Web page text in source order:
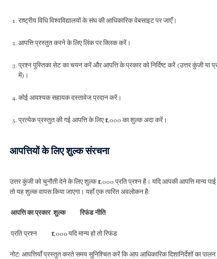
राष्ट्रीय विधि विश्वविद्यालयों के संघ की आधिकारिक वेबसाइट पर जाएँ।
आपत्ति प्रस्तुत करने के लिए लिंक पर क्लिक करें।
प्रश्न पुस्तिका सेट का चयन करें और आपत्ति के प्रकार को निर्दिष्ट करें (उत्तर कुंजी या
में)।
कोई आवश्यक सहायक दस्तावेज प्रदान करें।
प्रत्येक प्रस्तुत की गई आपत्ति के लिए ₹1,000 का शुल्क अदा करें।
आपत्तियों के लिए शुल्क संरचना
उत्तर कुंजी को चुनौती देने के लिए शुल्क ₹1,000 प्रति प्रश्न है। यदि आपकी आपत्ति मान्य
तो यह शुल्क वापस किया जाएगा। यहाँ एक त्वरित अवलोकन है:
आपत्ति का प्रकार शुल्क रिफंड नीति
प्रति प्रश्न ₹1,000यदि मान्य हो तो रिफंड
नोट: आपत्तियाँ प्रस्तुत करते समय सुनिश्चित करें कि आप आधिकारिक दिशानिर्देशों का